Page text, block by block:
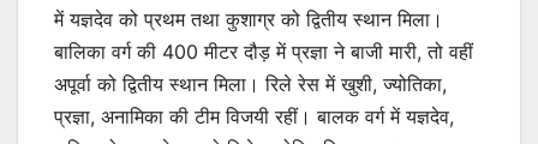
में यज्ञदेव को प्रथम तथा कुशाग्र को द्वितीय स्थान मिला।
बालिका वर्ग की 400 मीटर दौड़ में प्रज्ञा ने बाजी मारी, तो वहीं
अपूर्वा को द्वितीय स्थान मिला। रिले रेस में खुशी, ज्योतिका,
प्रज्ञा, अनामिका की टीम विजयी रहीं। बालक वर्ग में यज्ञदेव,